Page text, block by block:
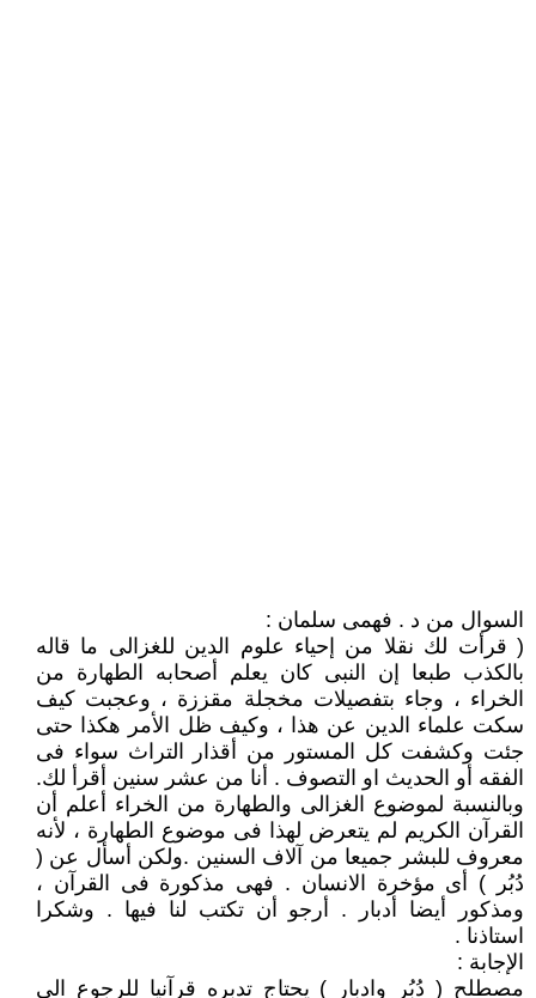
السوال من د . فهمى سلمان :
( قرأت لك نقلا من إحياء علوم الدين للغزالى ما قاله
بالكذب طبعا إن النبى كان يعلم أصحابه الطهارة من
الخراء ، وجاء بتفصيلات مخجلة مقززة ، وعجبت كيف
سكت علماء الدين عن هذا ، وكيف ظل الأمر هكذا حتى
جئت وكشفت كل المستور من أقذار التراث سواء فى
الفقه أو الحديث او التصوف . أنا من عشر سنين أقرأ لك.
وبالنسبة لموضوع الغزالى والطهارة من الخراء أعلم أن
القرآن الكريم لم يتعرض لهذا فى موضوع الطهارة ، لأنه
معروف للبشر جميعا من آلاف السنين .ولكن أسأل عن (
دُبُر ) أى مؤخرة الانسان . فهى مذكورة فى القرآن ،
ومذكور أيضا أدبار . أرجو أن تكتب لنا فيها . وشكرا
استاذنا .
الإجابة :
مصطلح ( دُبُر وادبار ) يحتاج تدبره قرآنيا للرجوع الى